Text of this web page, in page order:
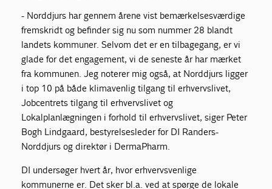
- Norddjurs har gennem årene vist bemærkelsesværdige
fremskridt og befinder sig nu som nummer 28 blandt
landets kommuner. Selvom det er en tilbagegang, er vi
glade for det engagement, vi de seneste år har mærket
fra kommunen. Jeg noterer mig også, at Norddjurs ligger
i top 10 på både klimavenlig tilgang til erhvervslivet,
Jobcentrets tilgang til erhvervslivet og
Lokalplanlægningen i forhold til erhvervslivet, siger Peter
Bogh Lindgaard, bestyrelsesleder for DI Randers-
Norddjurs og direktør i DermaPharm.
DI undersøger hvert år, hvor erhvervsvenlige
kommunerne er. Det sker bl.a. ved at spørge de lokale